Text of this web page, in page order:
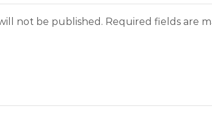
not be published. Required fields are